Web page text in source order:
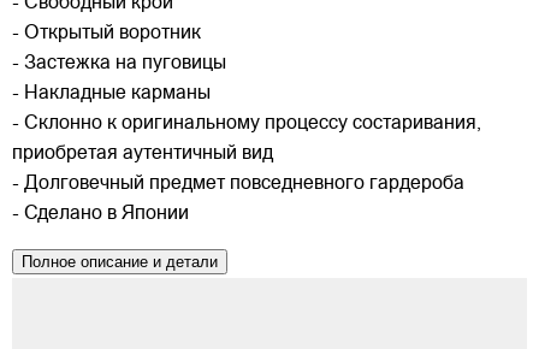
- Открытый воротник
- Застежка на пуговицы
- Накладные карманы
- Склонно к оригинальному процессу состаривания,
приобретая аутентичный вид
- Долговечный предмет повседневного гардероба
- Сделано в Японии
Полное описание и детали